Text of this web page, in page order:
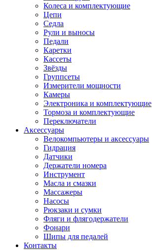
Колеса и комплектующие
Цепи
Седла
Рули и выносы
Педали
Каретки
Кассеты
Звёзды
Группсеты
Измерители мощности
Камеры
Электроника и комплектующие
Тормоза и комплектующие
Переключатели
Аксессуары
Велокомпьютеры и аксессуары
Гидрация
Датчики
Держатели номера
Инструмент
Масла и смазки
Массажеры
Насосы
Рюкзаки и сумки
Фляги и флягодержатели
Фонари
Шипы для педалей
Контакты